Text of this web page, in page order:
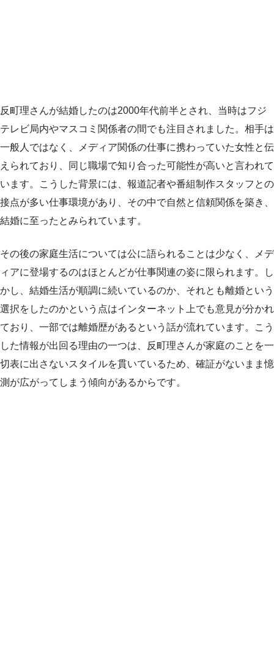
反町理さんが結婚したのは2000年代前半とされ、当時はフジ
テレビ局内やマスコミ関係者の間でも注目されました。相手は
一般人ではなく、メディア関係の仕事に携わっていた女性と伝
えられており、同じ職場で知り合った可能性が高いと言われて
います。こうした背景には、報道記者や番組制作スタッフとの
接点が多い仕事環境があり、その中で自然と信頼関係を築き、
結婚に至ったとみられています。
その後の家庭生活については公に語られることは少なく、メデ
ィアに登場するのはほとんどが仕事関連の姿に限られます。し
かし、結婚生活が順調に続いているのか、それとも離婚という
選択をしたのかという点はインターネット上でも意見が分かれ
ており、一部では離婚歴があるという話が流れています。こう
した情報が出回る理由の一つは、反町理さんが家庭のことを一
切表に出さないスタイルを貫いているため、確証がないまま憶
測が広がってしまう傾向があるからです。